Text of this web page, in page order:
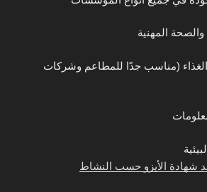
المهنية
(مناسب جدًا للمطاعم وشركات
شهادة الأيزو حسب النشاط